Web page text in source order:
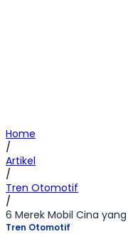
Home
/
Artikel
/
Tren Otomotif
/
6 Merek Mobil Cina
Tren Otomotif